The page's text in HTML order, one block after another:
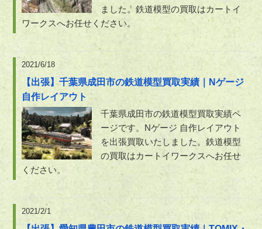
ました。鉄道模型の買取はカートイ
ワークスへお任せください。
2021/6/18
【出張】千葉県成田市の鉄道模型買取実績｜Nゲージ
自作レイアウト
千葉県成田市の鉄道模型買取実績ペ
ージです。Nゲージ 自作レイアウト
を出張買取いたしました。鉄道模型
の買取はカートイワークスへお任せ
ください。
2021/2/1